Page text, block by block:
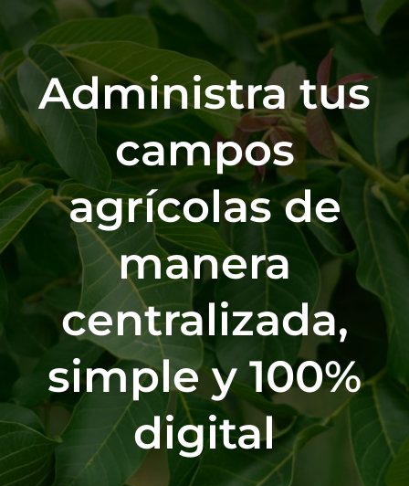
Saltar
contenido
Administra tus
campos
agrícolas de
manera
centralizada,
simple y 100%
digital